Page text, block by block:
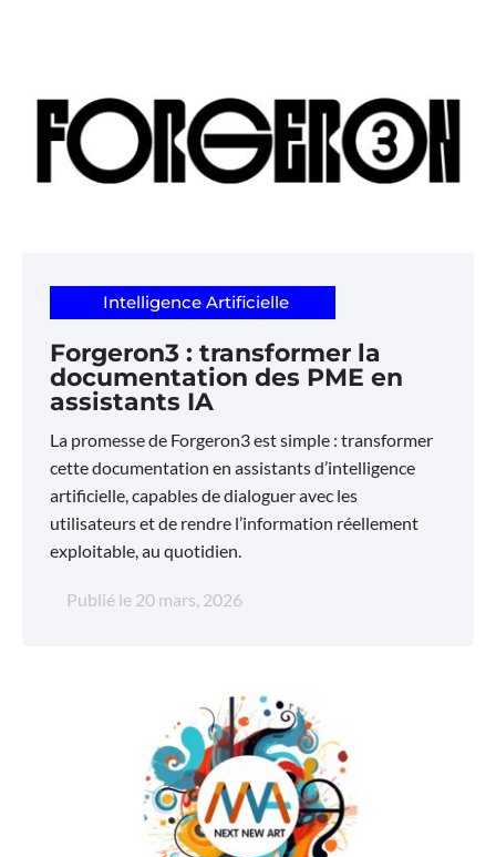
Intelligence Artificielle
Forgeron3 : transformer la
documentation des PME en
assistants IA
La promesse de Forgeron3 est simple : transformer
cette documentation en assistants d’intelligence
artificielle, capables de dialoguer avec les
utilisateurs et de rendre l’information réellement
exploitable, au quotidien.
Publié le 20 mars, 2026